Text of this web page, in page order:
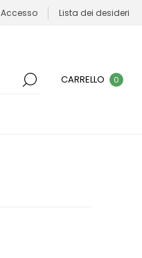
Accesso Lista dei desideri
CARRELLO 0